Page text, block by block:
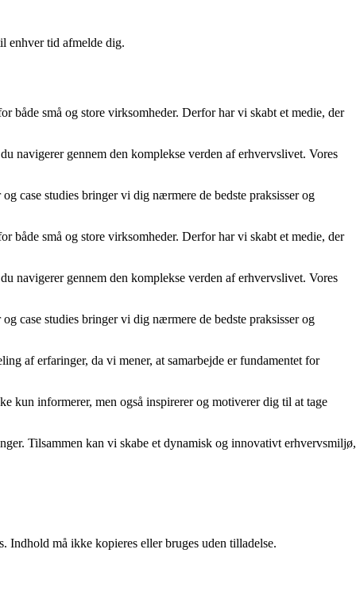
enhver tid afmelde dig.
både små og store virksomheder. Derfor har vi skabt et medie, der
navigerer gennem den komplekse verden af erhvervslivet. Vores
case studies bringer vi dig nærmere de bedste praksisser og
både små og store virksomheder. Derfor har vi skabt et medie, der
navigerer gennem den komplekse verden af erhvervslivet. Vores
case studies bringer vi dig nærmere de bedste praksisser og
af erfaringer, da vi mener, at samarbejde er fundamentet for
kun informerer, men også inspirerer og motiverer dig til at tage
Tilsammen kan vi skabe et dynamisk og innovativt erhvervsmiljø,
må ikke kopieres eller bruges uden tilladelse.